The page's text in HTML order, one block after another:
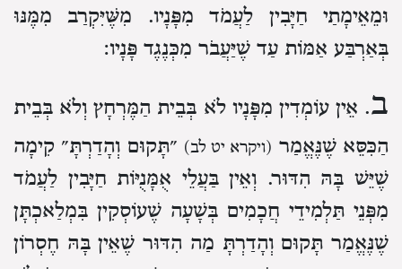
וּמֵאֵימָתַי חַיָּבִין לַעֲמֹד מִפָּנָיו.
מִשֶּׁיִּקְרַב מִמֶּנּוּ
בְּאַרְבַּע אַמּוֹת עַד שֶׁיַּעֲבֹר מִכְּנֶגֶד פָּנָיו:
ב. אֵין עוֹמְדִין מִפָּנָיו לֹא בְּבֵית הַמֶּרְחָץ וְלֹא בְּבֵית
הַכִּסֵּא שֶׁנֶּאֱמַר (ויקרא יט לב) ״תָּקוּם וְהָדַרְתָּ״ קִימָה
שֶׁיֵּשׁ בָּהּ הִדּוּר. וְאֵין בַּעֲלֵי אֻמָּנֻיּוֹת חַיָּבִין לַעֲמֹד
מִפְּנֵי תַּלְמִידֵי חֲכָמִים בְּשָׁעָה שֶׁעוֹסְקִין בִּמְלַאכְתָּן
שֶׁנֶּאֱמַר תָּקוּם וְהָדַרְתָּ מַה הִדּוּר שֶׁאֵין בָּהּ חֶסְרוֹן